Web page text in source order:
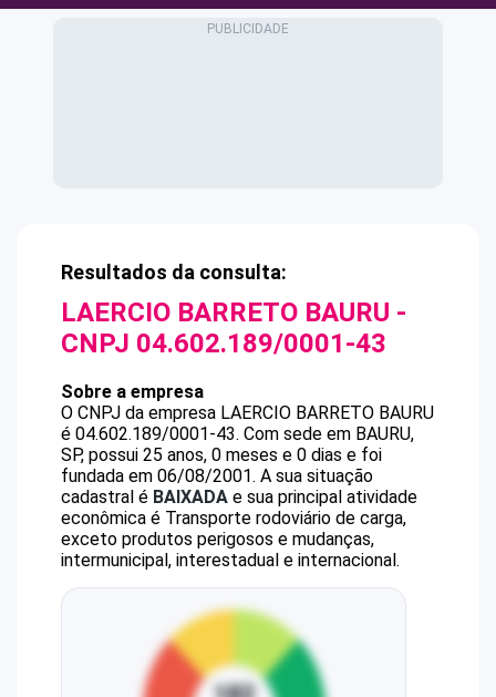
Resultados da consulta:
LAERCIO BARRETO BAURU -
CNPJ 04.602.189/0001-43
Sobre a empresa
O CNPJ da empresa LAERCIO BARRETO BAURU
é 04.602.189/0001-43. Com sede em BAURU,
SP, possui 25 anos, 0 meses e 0 dias e foi
fundada em 06/08/2001. A sua situação
cadastral é BAIXADA e sua principal atividade
econômica é Transporte rodoviário de carga,
exceto produtos perigosos e mudanças,
intermunicipal, interestadual e internacional.